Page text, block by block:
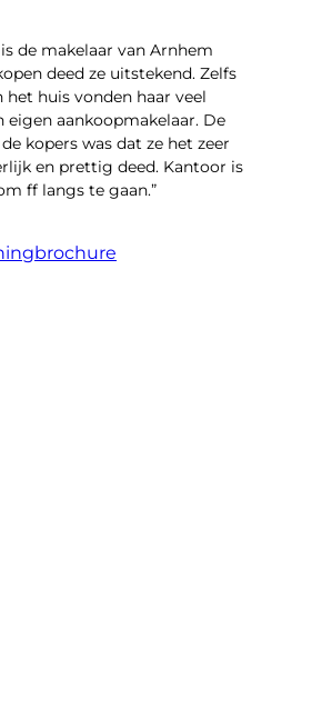
de makelaar van Arnhem
deed ze uitstekend. Zelfs
het huis vonden haar veel
eigen aankoopmakelaar. De
kopers was dat ze het zeer
en prettig deed. Kantoor is
ff langs te gaan.”